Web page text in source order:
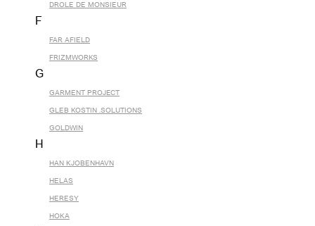
DROLE DE MONSIEUR
F
FAR AFIELD
FRIZMWORKS
G
GARMENT PROJECT
GLEB KOSTIN .SOLUTIONS
GOLDWIN
H
HAN KJOBENHAVN
HELAS
HERESY
HOKA